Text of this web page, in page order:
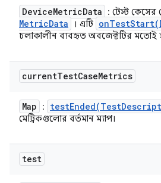
DeviceMetricData : টেস্ট কেসের
MetricData । এটি onTestStart(
চলাকালীন ব্যবহৃত অবজেক্টটির মতোই
currentTestCaseMetrics
Map : testEnded(Test
মেট্রিকগুলোর বর্তমান ম্যাপ।
test